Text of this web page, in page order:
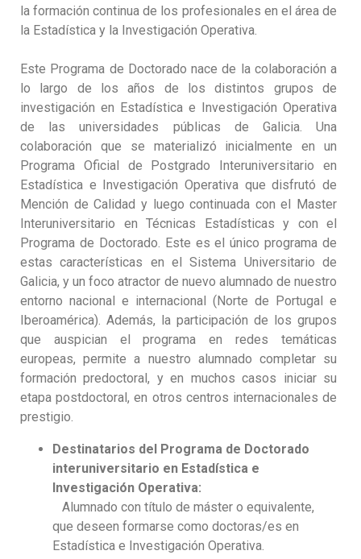
la formación continua de los profesionales en el área de
la Estadística y la Investigación Operativa.
Este Programa de Doctorado nace de la colaboración a
lo largo de los años de los distintos grupos de
investigación en Estadística e Investigación Operativa
de las universidades públicas de Galicia. Una
colaboración que se materializó inicialmente en un
Programa Oficial de Postgrado Interuniversitario en
Estadística e Investigación Operativa que disfrutó de
Mención de Calidad y luego continuada con el Master
Interuniversitario en Técnicas Estadísticas y con el
Programa de Doctorado. Este es el único programa de
estas características en el Sistema Universitario de
Galicia, y un foco atractor de nuevo alumnado de nuestro
entorno nacional e internacional (Norte de Portugal e
Iberoamérica). Además, la participación de los grupos
que auspician el programa en redes temáticas
europeas, permite a nuestro alumnado completar su
formación predoctoral, y en muchos casos iniciar su
etapa postdoctoral, en otros centros internacionales de
prestigio.
Destinatarios del Programa de Doctorado
interuniversitario en Estadística e
Investigación Operativa:
Alumnado con título de máster o equivalente,
que deseen formarse como doctoras/es en
Estadística e Investigación Operativa.